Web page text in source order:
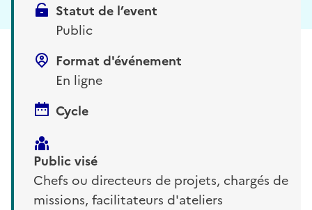
Statut de l’event
Public
Format d'événement
En ligne
Cycle
Public visé
Chefs ou directeurs de projets, chargés de
missions, facilitateurs d'ateliers